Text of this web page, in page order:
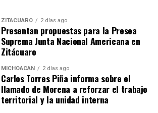
a
ZITÁCUARO 2 días ago
Presentan propuestas para la Presea
Suprema Junta Nacional Americana en
Zitácuaro
MICHOACÁN 2 días ago
Carlos Torres Piña informa sobre el
llamado de Morena a reforzar el trabajo
territorial y la unidad interna